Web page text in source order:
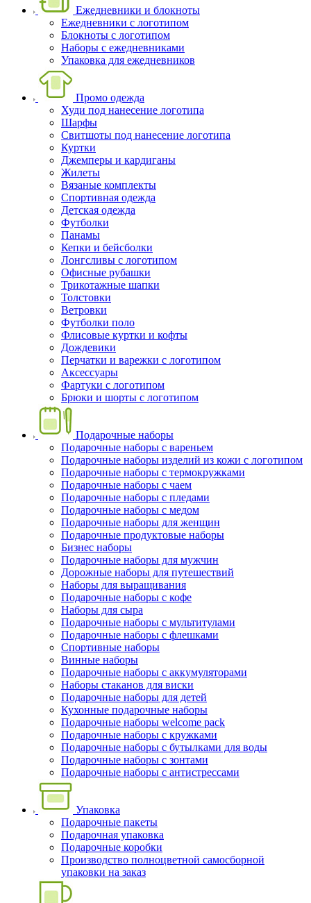
Ежедневники и блокноты
Ежедневники с логотипом
Блокноты с логотипом
Наборы с ежедневниками
Упаковка для ежедневников
Промо одежда
Худи под нанесение логотипа
Шарфы
Свитшоты под нанесение логотипа
Куртки
Джемперы и кардиганы
Жилеты
Вязаные комплекты
Спортивная одежда
Детская одежда
Футболки
Панамы
Кепки и бейсболки
Лонгсливы с логотипом
Офисные рубашки
Трикотажные шапки
Толстовки
Ветровки
Футболки поло
Флисовые куртки и кофты
Дождевики
Перчатки и варежки с логотипом
Аксессуары
Фартуки с логотипом
Брюки и шорты с логотипом
Подарочные наборы
Подарочные наборы с вареньем
Подарочные наборы изделий из кожи с логотипом
Подарочные наборы с термокружками
Подарочные наборы с чаем
Подарочные наборы с пледами
Подарочные наборы с медом
Подарочные наборы для женщин
Подарочные продуктовые наборы
Бизнес наборы
Подарочные наборы для мужчин
Дорожные наборы для путешествий
Наборы для выращивания
Подарочные наборы с кофе
Наборы для сыра
Подарочные наборы с мультитулами
Подарочные наборы с флешками
Спортивные наборы
Винные наборы
Подарочные наборы с аккумуляторами
Наборы стаканов для виски
Подарочные наборы для детей
Кухонные подарочные наборы
Подарочные наборы welcome pack
Подарочные наборы с кружками
Подарочные наборы с бутылками для воды
Подарочные наборы с зонтами
Подарочные наборы с антистрессами
Упаковка
Подарочные пакеты
Подарочная упаковка
Подарочные коробки
Производство полноцветной самосборной
упаковки на заказ